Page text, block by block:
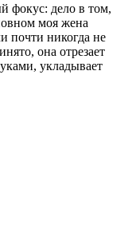
фокус: дело в том,
моя жена
почти никогда не
она отрезает
укладывает